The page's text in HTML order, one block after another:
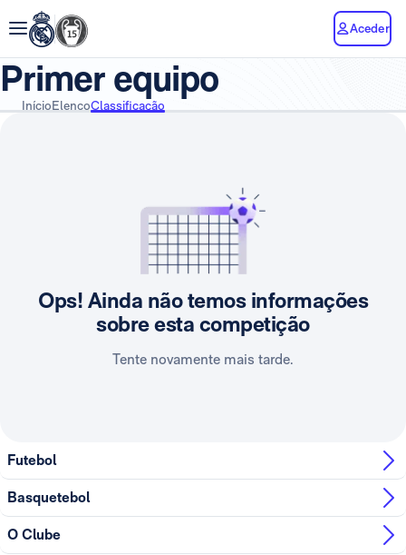
Aceder
Primer equipo
InícioElencoClassificação
Ops! Ainda não temos informações
sobre esta competição
Tente novamente mais tarde.
Futebol
Basquetebol
O Clube